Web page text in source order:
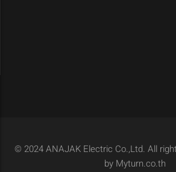
© 2024 ANAJAK Electric Co.,Ltd. All
by Myturn.co.th